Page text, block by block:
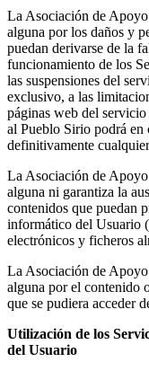
La Asociación de
alguna por los daños y
puedan derivarse de la
funcionamiento de los
las suspensiones del
exclusivo, a las
páginas web del
al Pueblo Sirio podrá en
definitivamente
La Asociación de
alguna ni garantiza la
contenidos que puedan
informático del Usuario
electrónicos y ficheros
La Asociación de
alguna por el contenido
que se pudiera acceder
Utilización de los
del Usuario